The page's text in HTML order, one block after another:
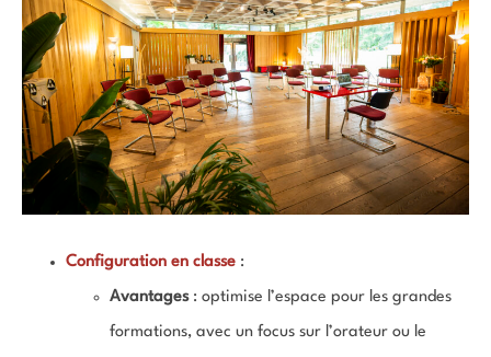
Configuration en classe :
Avantages: optimise l’espace pour les grandes
formations, avec un focus sur l’orateur ou le